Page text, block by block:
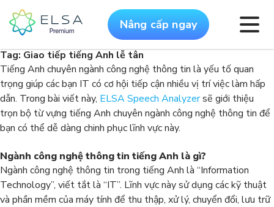
Nâng cấp ngay
Tag: Giao tiếp tiếng Anh lễ tân
Tiếng Anh chuyên ngành công nghệ thông tin là yếu tố quan
trọng giúp các bạn IT có cơ hội tiếp cận nhiều vị trí việc làm hấp
dẫn. Trong bài viết này, ELSA Speech Analyzersẽ giới thiệu
trọn bộ từ vựng tiếng Anh chuyên ngành công nghệ thông tin để
bạn có thể dễ dàng chinh phục lĩnh vực này.
Ngành công nghệ thông tin tiếng Anh là gì?
Ngành công nghệ thông tin trong tiếng Anh là “Information
Technology”, viết tắt là “IT”. Lĩnh vực này sử dụng các kỹ thuật
và phần mềm của máy tính để thu thập, xử lý, chuyển đổi, lưu trữ